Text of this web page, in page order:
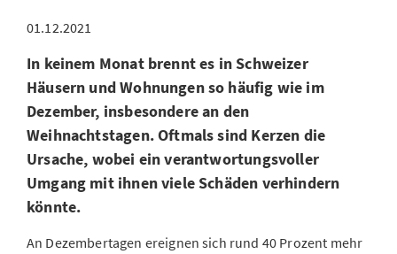
01.12.2021
In keinem Monat brennt es in Schweizer
Häusern und Wohnungen so häufig wie im
Dezember, insbesondere an den
Weihnachtstagen. Oftmals sind Kerzen die
Ursache, wobei ein verantwortungsvoller
Umgang mit ihnen viele Schäden verhindern
könnte.
An Dezembertagen ereignen sich rund 40 Prozent mehr